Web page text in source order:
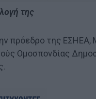
της
πρόεδρο της ΕΣΗΕΑ,
Ομοσπονδίας